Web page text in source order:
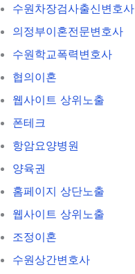
수원차장검사출신변호사
의정부이혼전문변호사
수원학교폭력변호사
협의이혼
웹사이트 상위노출
폰테크
항암요양병원
양육권
홈페이지 상단노출
웹사이트 상위노출
조정이혼
수원상간변호사